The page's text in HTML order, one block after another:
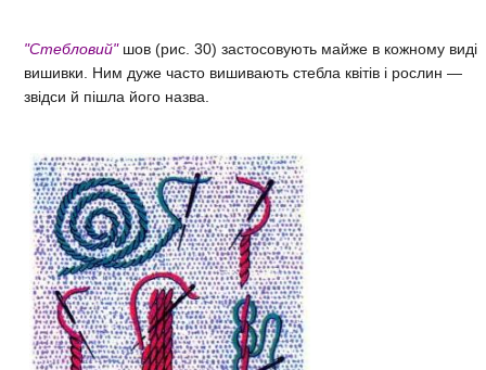
"Стебловий" шов (рис. 30) застосовують майже в кожному виді
вишивки. Ним дуже часто вишивають стебла квітів і рослин —
звідси й пішла його назва.